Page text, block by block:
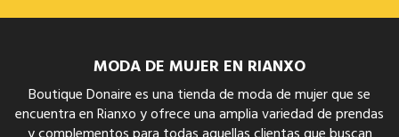
MODA DE MUJER EN RIANXO
Boutique Donaire es una tienda de moda de mujer que se
encuentra en Rianxo y ofrece una amplia variedad de prendas